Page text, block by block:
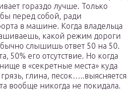
гораздо лучше. Только
перед собой, ради
в машине. Когда владельца
какой режим дороги
слышишь ответ 50 на 50.
50% его отсутствие. Но когда
в «секретные места» куда
глина, песок…..выясняется
вообще никогда не покидала.